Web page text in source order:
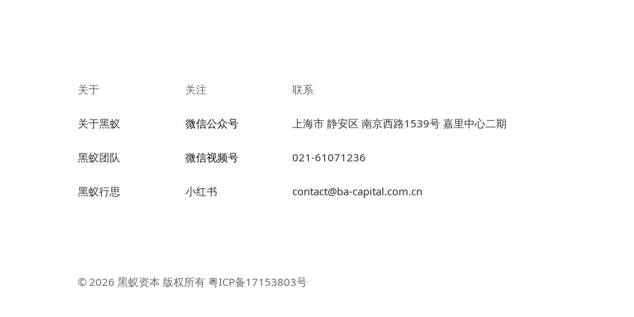
关于
关于黑蚁
黑蚁团队
黑蚁行思
关注
微信公众号
微信视频号
小红书
联系
上海市 静安区 南京西路1539号 嘉里中心二期
021-61071236
contact@ba-capital.com.cn
© 2026 黑蚁资本 版权所有 粤ICP备17153803号